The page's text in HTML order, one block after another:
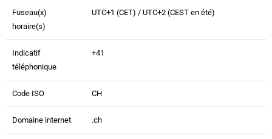
Fuseau(x)
horaire(s)
UTC+1 (CET) / UTC+2 (CEST en été)
Indicatif
téléphonique
+41
Code ISO CH
Domaine internet .ch